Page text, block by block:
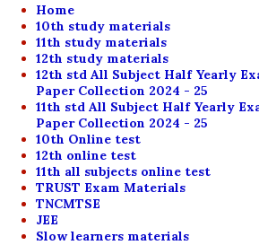
Home
10th study materials
11th study materials
12th study materials
12th std All Subject Half Yearly
Paper Collection 2024 - 25
11th std All Subject Half Yearly
Paper Collection 2024 - 25
10th Online test
12th online test
11th all subjects online test
TRUST Exam Materials
TNCMTSE
JEE
Slow learners materials